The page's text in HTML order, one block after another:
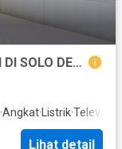
APARTEMEN TYPE 1 BR DISEWAKAN DI SOLO DEKAT SOLO SQUARE MALL
·Angkat· Listrik·Televisi
Lihat detail